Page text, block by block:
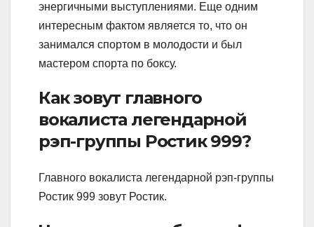
энергичными выступлениями. Еще одним
интересным фактом является то, что он
занимался спортом в молодости и был
мастером спорта по боксу.
Как зовут главного
вокалиста легендарной
рэп-группы Ростик 999?
Главного вокалиста легендарной рэп-группы
Ростик 999 зовут Ростик.